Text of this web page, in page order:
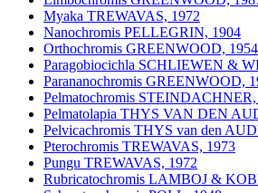
Myaka TREWAVAS, 1972
Nanochromis PELLEGRIN, 1904
Orthochromis GREENWOOD, 1954
Paragobiocichla SCHLIEWEN &
Parananochromis GREENWOOD,
Pelmatochromis STEINDACHNER,
Pelmatolapia THYS VAN DEN
Pelvicachromis THYS van den
Pterochromis TREWAVAS, 1973
Pungu TREWAVAS, 1972
Rubricatochromis LAMBOJ &